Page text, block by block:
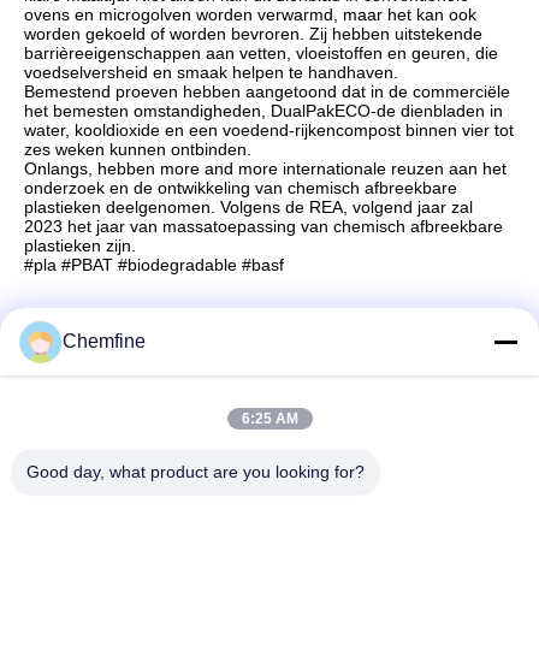
ovens en microgolven worden verwarmd, maar het kan ook
worden gekoeld of worden bevroren. Zij hebben uitstekende
barrièreeigenschappen aan vetten, vloeistoffen en geuren, die
voedselversheid en smaak helpen te handhaven.
Bemestend proeven hebben aangetoond dat in de commerciële
het bemesten omstandigheden, DualPakECO-de dienbladen in
water, kooldioxide en een voedend-rijkencompost binnen vier tot
zes weken kunnen ontbinden.
Onlangs, hebben more and more internationale reuzen aan het
onderzoek en de ontwikkeling van chemisch afbreekbare
plastieken deelgenomen. Volgens de REA, volgend jaar zal
2023 het jaar van massatoepassing van chemisch afbreekbare
plastieken zijn.
#pla #PBAT #biodegradable #basf
Zaal 924, Road van No.813 Yinxiu, Wuxi-Stad, Jiangsu,
Chemfine
6:25 AM
Good day, what product are you looking for?